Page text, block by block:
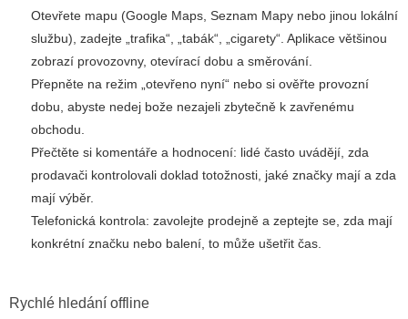
Otevřete mapu (Google Maps, Seznam Mapy nebo jinou lokální
službu), zadejte „trafika“, „tabák“, „cigarety“. Aplikace většinou
zobrazí provozovny, otevírací dobu a směrování.
Přepněte na režim „otevřeno nyní“ nebo si ověřte provozní
dobu, abyste nedej bože nezajeli zbytečně k zavřenému
obchodu.
Přečtěte si komentáře a hodnocení: lidé často uvádějí, zda
prodavači kontrolovali doklad totožnosti, jaké značky mají a zda
mají výběr.
Telefonická kontrola: zavolejte prodejně a zeptejte se, zda mají
konkrétní značku nebo balení, to může ušetřit čas.
Rychlé hledání offline